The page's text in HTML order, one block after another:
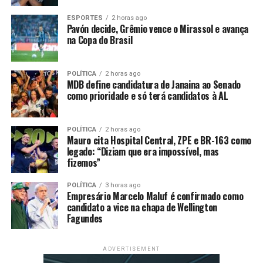
cálculo dos Índices de Participação dos Municípios do
Estado de Mato Grosso no produto da arrecadação do
ICMS”, para mitigar os efeitos em 2025 e introduzir no
IPM/ICMS o coeficiente de infraestrutura a partir de
2026, tendo em vista a declaração de
inconstitucionalidade da contribuição ao Fethab
Combustíveis. O PLC foi aprovado pela maioria dos
deputados, com duas abstenções, dos deputados Lúdio
Cabral e Valdir Barranco, ambos do PT.
“Estamos fazendo essa sessão especialmente para
analisar essa pauta. O governador em exercício,
deputado Eduardo Botelho, nos chamou na sexta-feira e
todos estão aqui hoje para votar a questão do ICMS, já
que o Fethab deixa de existir. Quero agradecer aos
colegas que estão aqui”, disse a deputada Janaina Riva
ESPORTES 2 horas ago
Pavón decide, Grêmio vence o Mirassol e avança
na Copa do Brasil
POLÍTICA 2 horas ago
MDB define candidatura de Janaina ao Senado
como prioridade e só terá candidatos à AL
POLÍTICA 2 horas ago
Mauro cita Hospital Central, ZPE e BR-163 como
legado: “Diziam que era impossível, mas
fizemos”
POLÍTICA 3 horas ago
Empresário Marcelo Maluf é confirmado como
candidato a vice na chapa de Wellington
Fagundes
ADVERTISEMENT